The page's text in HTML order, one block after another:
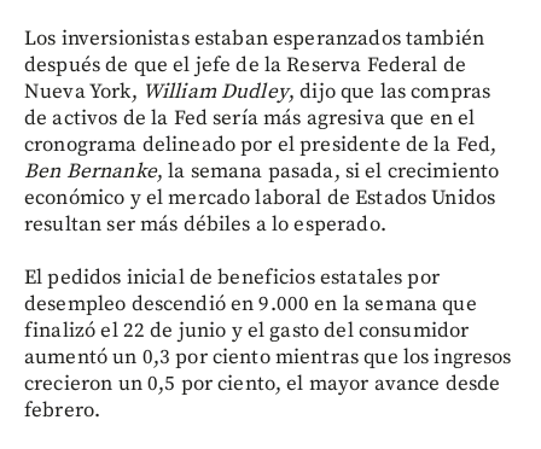
Los inversionistas estaban esperanzados también
después de que el jefe de la Reserva Federal de
Nueva York, William Dudley, dijo que las compras
de activos de la Fed sería más agresiva que en el
cronograma delineado por el presidente de la Fed,
Ben Bernanke, la semana pasada, si el crecimiento
económico y el mercado laboral de Estados Unidos
resultan ser más débiles a lo esperado.
El pedidos inicial de beneficios estatales por
desempleo descendió en 9.000 en la semana que
finalizó el 22 de junio y el gasto del consumidor
aumentó un 0,3 por ciento mientras que los ingresos
crecieron un 0,5 por ciento, el mayor avance desde
febrero.